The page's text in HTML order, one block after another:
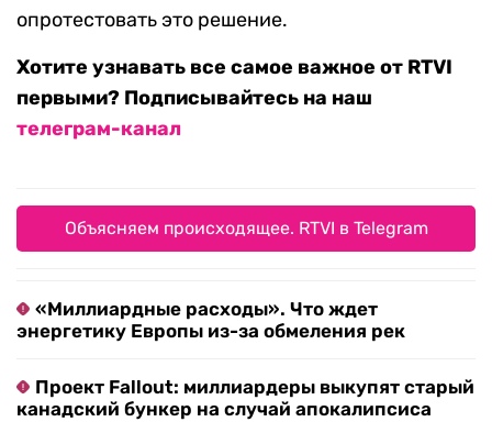
опротестовать это решение.
Хотите узнавать все самое важное от RTVI
первыми? Подписывайтесь на наш
телеграм-канал
Объясняем происходящее. RTVI в Telegram
«Миллиардные расходы». Что ждет
энергетику Европы из-за обмеления рек
Проект Fallout: миллиардеры выкупят старый
канадский бункер на случай апокалипсиса